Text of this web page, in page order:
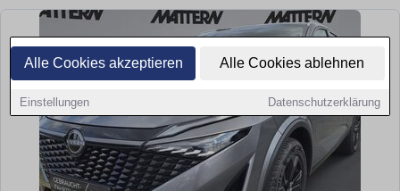
Alle Cookies akzeptieren Alle Cookies ablehnen
Einstellungen Datenschutzerklärung